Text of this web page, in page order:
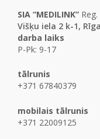
SIA “MEDILINK”
Višķu iela 2 k-1,
darba laiks
P-Pk: 9-17
tālrunis
+371 67840379
mobilais tālrunis
+371 22009125